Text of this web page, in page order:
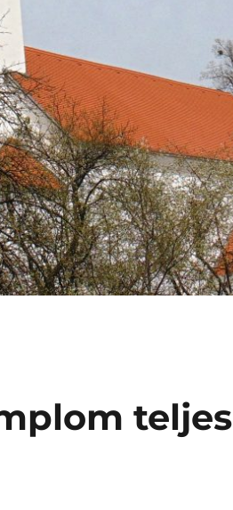
teljes